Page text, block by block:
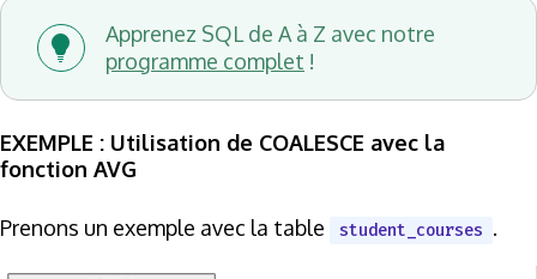
Apprenez SQL de A à Z avec notre
programme complet !
EXEMPLE : Utilisation de COALESCE avec la
fonction AVG
Prenons un exemple avec la table student_courses .